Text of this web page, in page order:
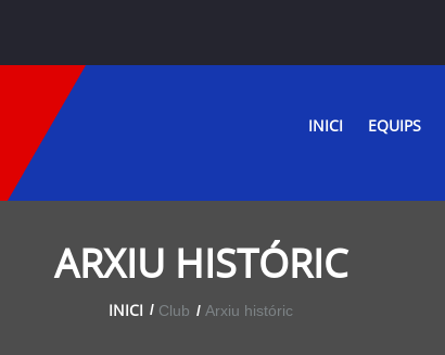
INICI EQUIPS
ARXIU HISTÓRIC
INICI Club Arxiu históric